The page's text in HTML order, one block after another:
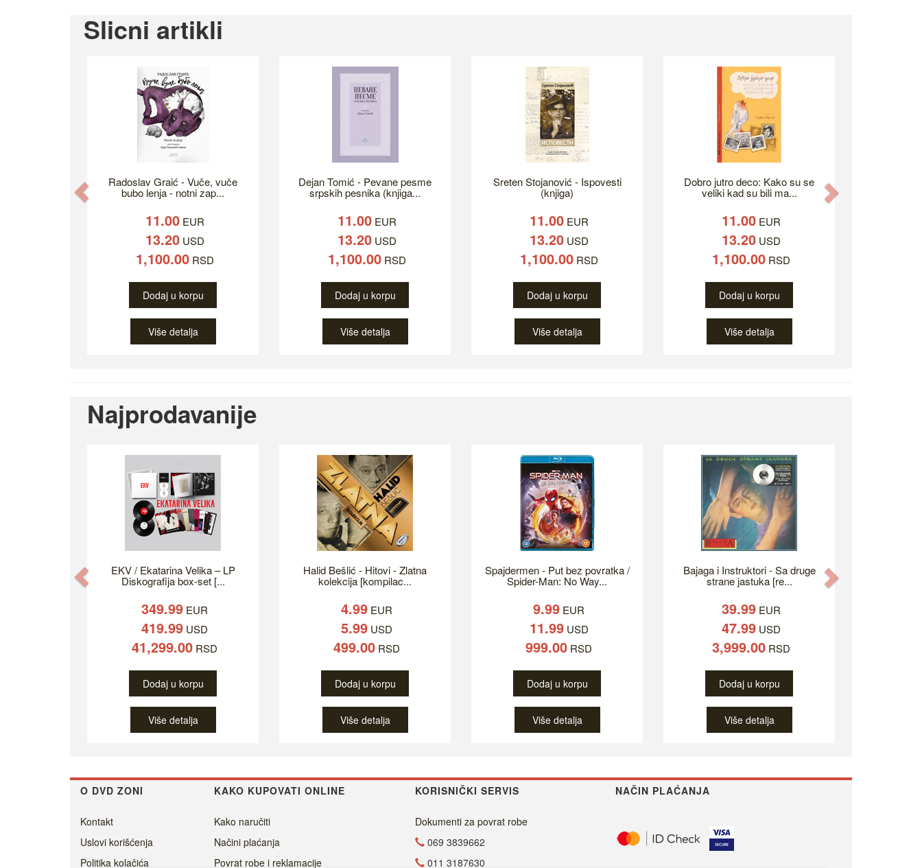
Slicni artikli
Radoslav Graić - Vuče, vuče
bubo lenja - notni zap...
11.00EUR
13.20USD
1,100.00RSD
Dodaj u korpu
Više detalja
Dejan Tomić - Pevane pesme
srpskih pesnika (knjiga...
11.00EUR
13.20USD
1,100.00RSD
Dodaj u korpu
Više detalja
Sreten Stojanović - Ispovesti
(knjiga)
11.00EUR
13.20USD
1,100.00RSD
Dodaj u korpu
Više detalja
Dobro jutro deco: Kako su se
veliki kad su bili ma...
11.00EUR
13.20USD
1,100.00RSD
Dodaj u korpu
Više detalja
Previous
Najprodavanije
EKV / Ekatarina Velika – LP
Diskografija box-set [...
349.99 EUR
419.99 USD
41,299.00 RSD
Dodaj u korpu
Više detalja
Halid Bešlić - Hitovi - Zlatna
kolekcija [kompilac...
4.99 EUR
5.99 USD
499.00 RSD
Dodaj u korpu
Više detalja
Spajdermen - Put bez povratka /
Spider-Man: No Way...
9.99 EUR
11.99USD
999.00 RSD
Dodaj u korpu
Više detalja
Bajaga i Instruktori - Sa druge
strane jastuka [re...
39.99EUR
47.99USD
3,999.00RSD
Dodaj u korpu
Više detalja
Previous
O DVD ZONI KAKO KUPOVATI ONLINE KORISNIČKI SERVIS NAČIN PLAĆANJA
Kontakt
Uslovi korišćenja
Politika kolačića
Kako naručiti
Načini plaćanja
Povrat robe i reklamacije
Dokumenti za povrat robe
069 3839662
011 3187630